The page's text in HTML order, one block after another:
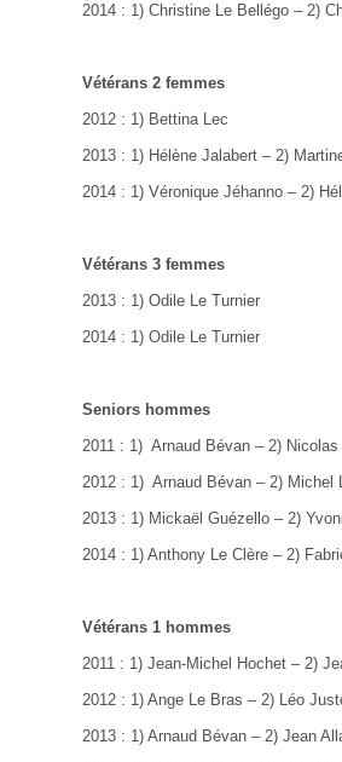
2014 : 1) Christine Le Bellégo – 2)
Vétérans 2 femmes
2012 : 1) Bettina Lec
2013 : 1) Hélène Jalabert–2)
2014 : 1) Véronique Jéhanno – 2)
Vétérans 3 femmes
2013 : 1) Odile Le Turnier
2014 : 1) Odile Le Turnier
Seniors hommes
2011 : 1) Arnaud Bévan – 2)
2012 : 1) Arnaud Bévan – 2) Michel
2013 : 1) Mickaël Guézello–2)
2014 : 1) Anthony Le Clère – 2)
Vétérans 1 hommes
2011 : 1) Jean-Michel Hochet – 2)
2012 : 1) Ange Le Bras – 2) Léo
2013 : 1) Arnaud Bévan–2) Jean